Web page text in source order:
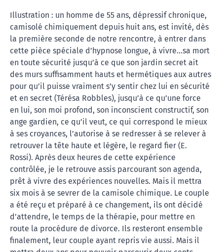
Illustration : un homme de 55 ans, dépressif chronique,
camisolé chimiquement depuis huit ans, est invité, dès
la première seconde de notre rencontre, à entrer dans
cette pièce spéciale d’hypnose longue, à vivre…sa mort
en toute sécurité jusqu’à ce que son jardin secret ait
des murs suffisamment hauts et hermétiques aux autres
pour qu’il puisse vraiment s’y sentir chez lui en sécurité
et en secret (Térésa Robbles), jusqu’à ce qu’une force
en lui, son moi profond, son inconscient constructif, son
ange gardien, ce qu’il veut, ce qui correspond le mieux
à ses croyances, l’autorise à se redresser à se relever à
retrouver la tête haute et légère, le regard fier (E.
Rossi). Après deux heures de cette expérience
contrôlée, je le retrouve assis parcourant son agenda,
prêt à vivre des expériences nouvelles. Mais il mettra
six mois à se sevrer de la camisole chimique. Le couple
a été reçu et préparé à ce changement, ils ont décidé
d’attendre, le temps de la thérapie, pour mettre en
route la procédure de divorce. Ils resteront ensemble
finalement, leur couple ayant repris vie aussi. Mais il